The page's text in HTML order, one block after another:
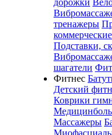
дорожки
тренажеры
Подставки,
шагатели
Фитнес
Детский
Коврики
Массажеры